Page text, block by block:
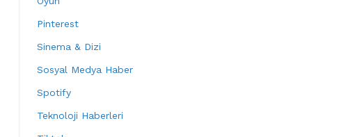
Pinterest
Sinema & Dizi
Sosyal Medya Haber
Spotify
Teknoloji Haberleri